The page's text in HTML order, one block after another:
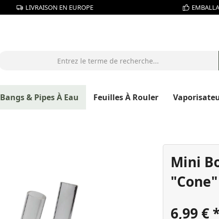
LIVRAISON EN EUROPE
Bangs & Pipes À Eau Feuilles À Rouler
Mini
"Cone"
6,99 €